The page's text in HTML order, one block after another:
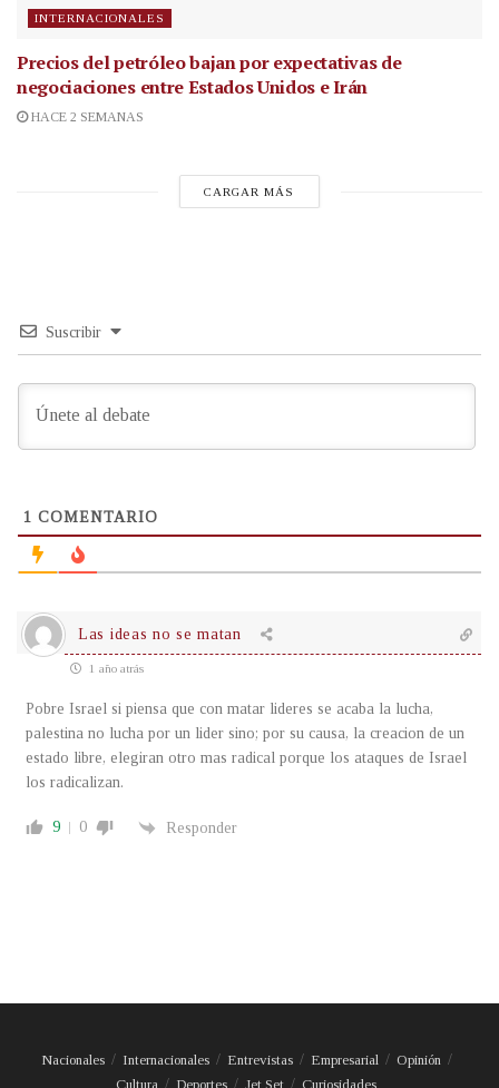
INTERNACIONALES
Precios del petróleo bajan por expectativas de
negociaciones entre Estados Unidos e Irán
HACE 2 SEMANAS
CARGAR MÁS
Suscribir
1 COMENTARIO
Las ideas no se matan
1 año atrás
Pobre Israel si piensa que con matar lideres se acaba la lucha,
palestina no lucha por un lider sino; por su causa, la creacion de un
estado libre, elegiran otro mas radical porque los ataques de Israel
los radicalizan.
9 0 Responder
Nacionales Internacionales Entrevistas Empresarial
Opinión
Cultura
Deportes Jet Set Curiosidades